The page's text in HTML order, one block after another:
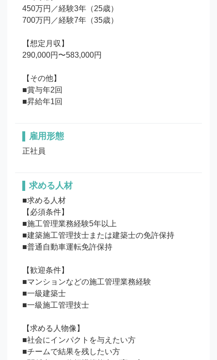
450万円／経験3年（25歳）
700万円／経験7年（35歳）
【想定月収】
290,000円〜583,000円
【その他】
■賞与年2回
■昇給年1回
雇用形態
正社員
求める人材
■求める人材
【必須条件】
■施工管理業務経験5年以上
■建築施工管理技士または建築士の免許保持
■普通自動車運転免許保持
【歓迎条件】
■マンションなどの施工管理業務経験
■一級建築士
■一級施工管理技士
【求める人物像】
■社会にインパクトを与えたい方
■チームで結果を残したい方